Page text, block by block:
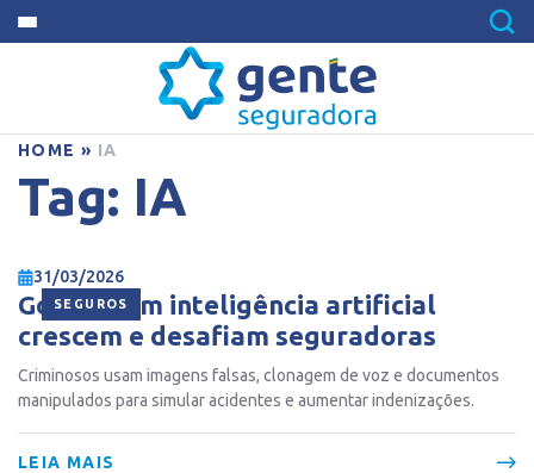
HOME » IA
Tag: IA
SEGUROS
31/03/2026
Golpes com inteligência artificial
crescem e desafiam seguradoras
Criminosos usam imagens falsas, clonagem de voz e documentos
manipulados para simular acidentes e aumentar indenizações.
LEIA MAIS